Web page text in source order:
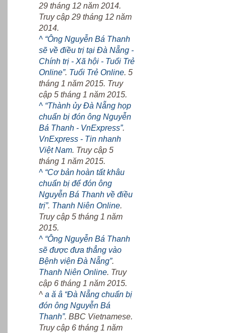
29 tháng 12 năm 2014.
Truy cập 29 tháng 12 năm
2014.
^ “Ông Nguyễn Bá Thanh
sẽ về điều trị tại Đà Nẵng -
Chính trị - Xã hội - Tuổi Trẻ
Online”. Tuổi Trẻ Online. 5
tháng 1 năm 2015. Truy
cập 5 tháng 1 năm 2015.
^ “Thành ủy Đà Nẵng họp
chuẩn bị đón ông Nguyễn
Bá Thanh - VnExpress”.
VnExpress - Tin nhanh
Việt Nam. Truy cập 5
tháng 1 năm 2015.
^ “Cơ bản hoàn tất khâu
chuẩn bị để đón ông
Nguyễn Bá Thanh về điều
trị”. Thanh Niên Online.
Truy cập 5 tháng 1 năm
2015.
^ “Ông Nguyễn Bá Thanh
sẽ được đưa thẳng vào
Bệnh viện Đà Nẵng”.
Thanh Niên Online. Truy
cập 6 tháng 1 năm 2015.
^ a ă â “Đà Nẵng chuẩn bị
đón ông Nguyễn Bá
Thanh”. BBC Vietnamese.
Truy cập 6 tháng 1 năm